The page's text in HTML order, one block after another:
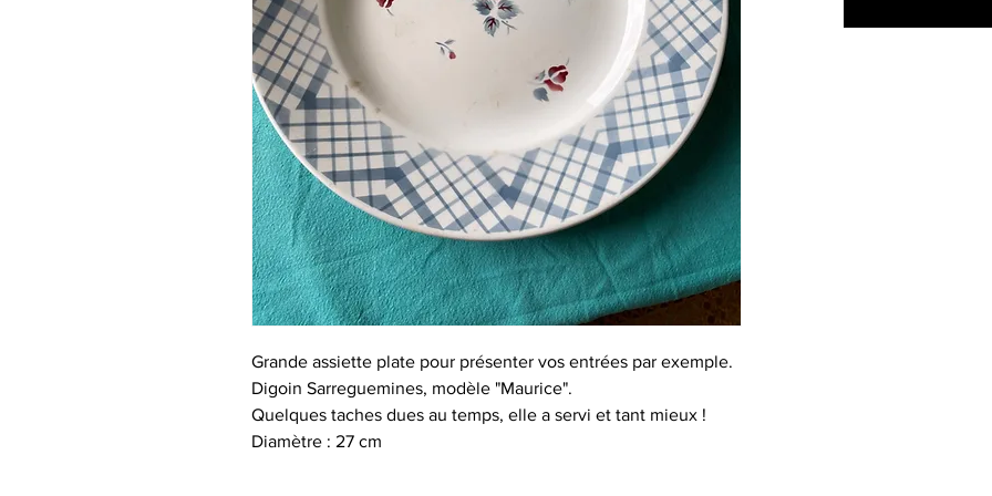
Grande assiette plate pour présenter vos entrées par exemple.
Digoin Sarreguemines, modèle "Maurice".
Quelques taches dues au temps, elle a servi et tant mieux !
Diamètre : 27 cm